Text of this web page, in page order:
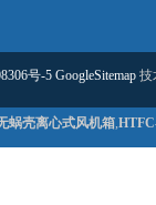
号-5 GoogleSitemap 技
蜗壳离心式风机箱,